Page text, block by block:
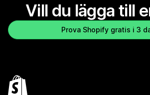
Vill du lägga till
Prova Shopify gratis i 3